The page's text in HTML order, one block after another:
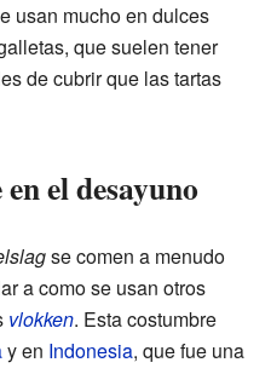
usan mucho en dulces
que suelen tener
de cubrir que las tartas
el desayuno
se comen a menudo
a como se usan otros
vlokken. Esta costumbre
y en Indonesia, que fue una